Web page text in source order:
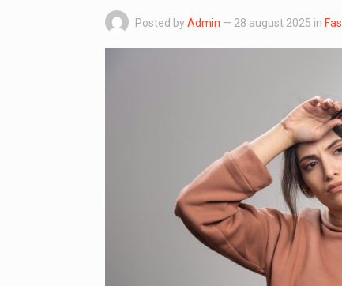
Posted by Admin — 28 august 2025 in